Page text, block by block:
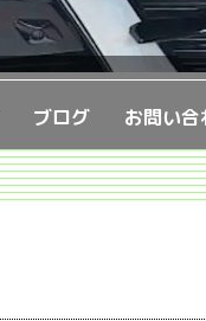
ブログ お問い合